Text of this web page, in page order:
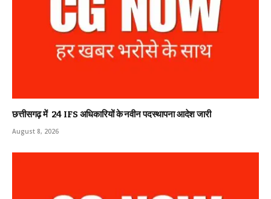
छत्तीसगढ़ में 24 IFS अधिकारियों के नवीन पदस्थापना आदेश जारी
August 8, 2026